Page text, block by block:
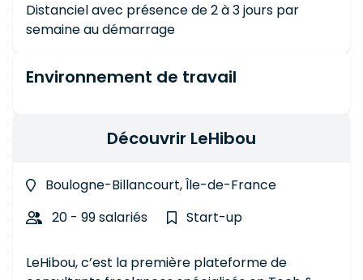
Distanciel avec présence de 2 à 3 jours par
semaine au démarrage
Environnement de travail
Découvrir LeHibou
Boulogne-Billancourt, Île-de-France
20 - 99 salariés
Start-up
LeHibou, c’est la première plateforme de